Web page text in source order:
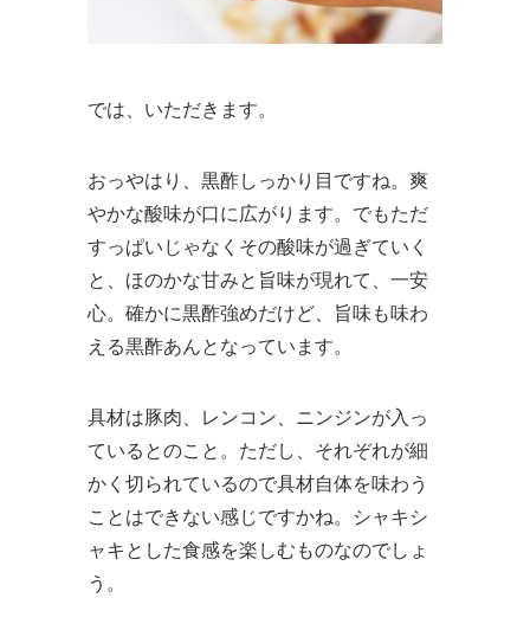
では、いただきます。
おっやはり、黒酢しっかり目ですね。爽
やかな酸味が口に広がります。でもただ
すっぱいじゃなくその酸味が過ぎていく
と、ほのかな甘みと旨味が現れて、一安
心。確かに黒酢強めだけど、旨味も味わ
える黒酢あんとなっています。
具材は豚肉、レンコン、ニンジンが入っ
ているとのこと。ただし、それぞれが細
かく切られているので具材自体を味わう
ことはできない感じですかね。シャキシ
ャキとした食感を楽しむものなのでしょ
う。